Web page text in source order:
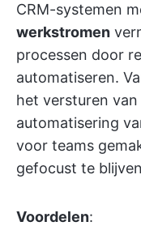
CRM-systemen
werkstromen
processen door
automatiseren.
het versturen
automatisering
voor teams
gefocust te
Voordelen: